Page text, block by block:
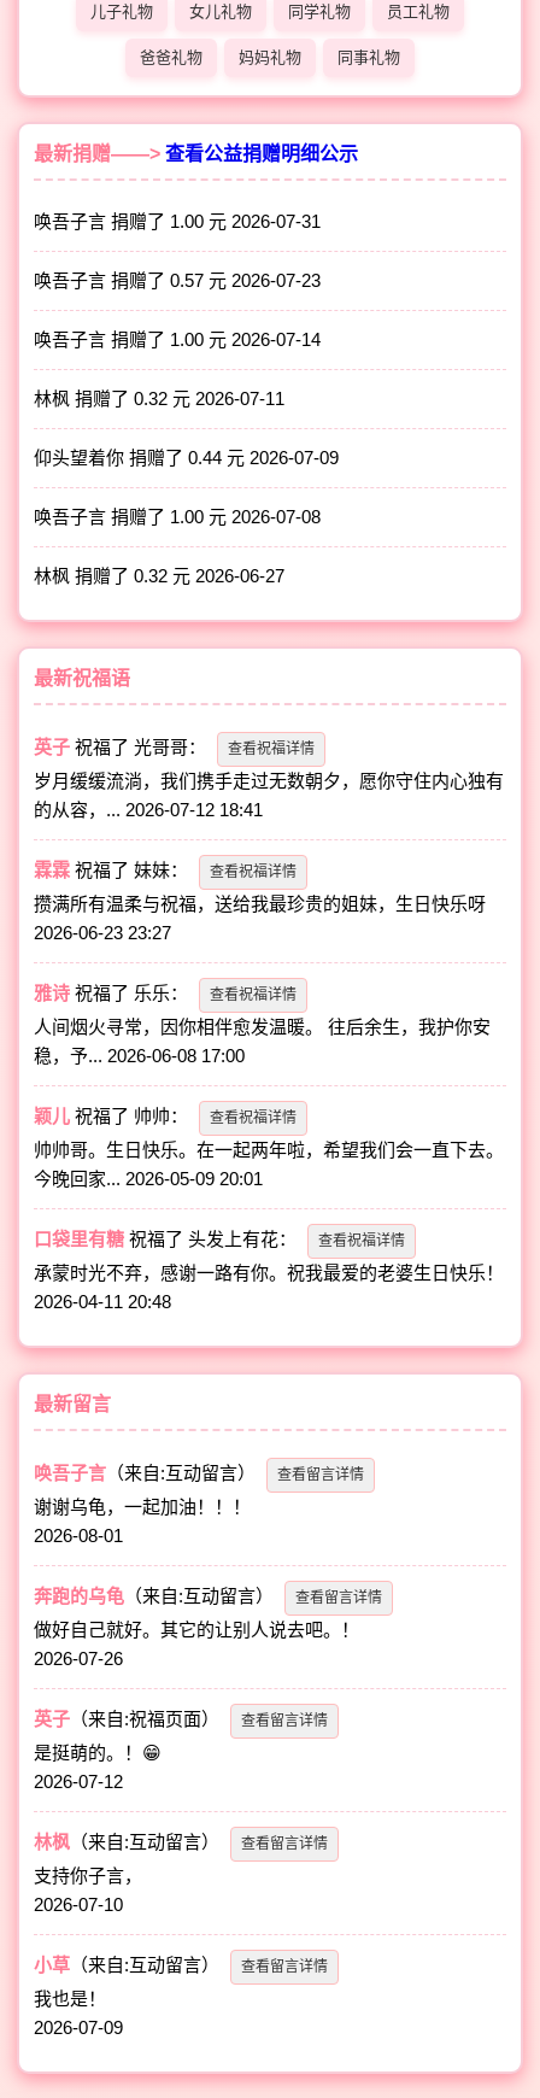
儿子礼物 女儿礼物 同学礼物 员工礼物
爸爸礼物 妈妈礼物 同事礼物
最新捐赠——> 查看公益捐赠明细公示
唤吾子言 捐赠了 1.00 元 2026-07-31
唤吾子言 捐赠了 0.57 元 2026-07-23
唤吾子言 捐赠了 1.00 元 2026-07-14
林枫 捐赠了 0.32 元 2026-07-11
仰头望着你 捐赠了 0.44 元 2026-07-09
唤吾子言 捐赠了 1.00 元 2026-07-08
林枫 捐赠了 0.32 元 2026-06-27
最新祝福语
英子 祝福了光哥哥： 查看祝福详情
岁月缓缓流淌，我们携手走过无数朝夕，愿你守住内心独有
的从容，... 2026-07-12 18:41
霖霖 祝福了妹妹： 查看祝福详情
攒满所有温柔与祝福，送给我最珍贵的姐妹，生日快乐呀
2026-06-23 23:27
雅诗 祝福了 乐乐： 查看祝福详情
人间烟火寻常，因你相伴愈发温暖。 往后余生，我护你安
稳，予... 2026-06-08 17:00
颖儿 祝福了 帅帅： 查看祝福详情
帅帅哥。生日快乐。在一起两年啦，希望我们会一直下去。
今晚回家... 2026-05-09 20:01
口袋里有糖 祝福了头发上有花： 查看祝福详情
承蒙时光不弃，感谢一路有你。祝我最爱的老婆生日快乐！
2026-04-11 20:48
最新留言
唤吾子言 （来自:互动留言） 查看留言详情
谢谢乌龟，一起加油！！！
2026-08-01
奔跑的乌龟 （来自:互动留言） 查看留言详情
做好自己就好。其它的让别人说去吧。！
2026-07-26
英子 （来自:祝福页面） 查看留言详情
是挺萌的。！😁
2026-07-12
林枫 （来自:互动留言） 查看留言详情
支持你子言，
2026-07-10
小草 （来自:互动留言） 查看留言详情
我也是！
2026-07-09